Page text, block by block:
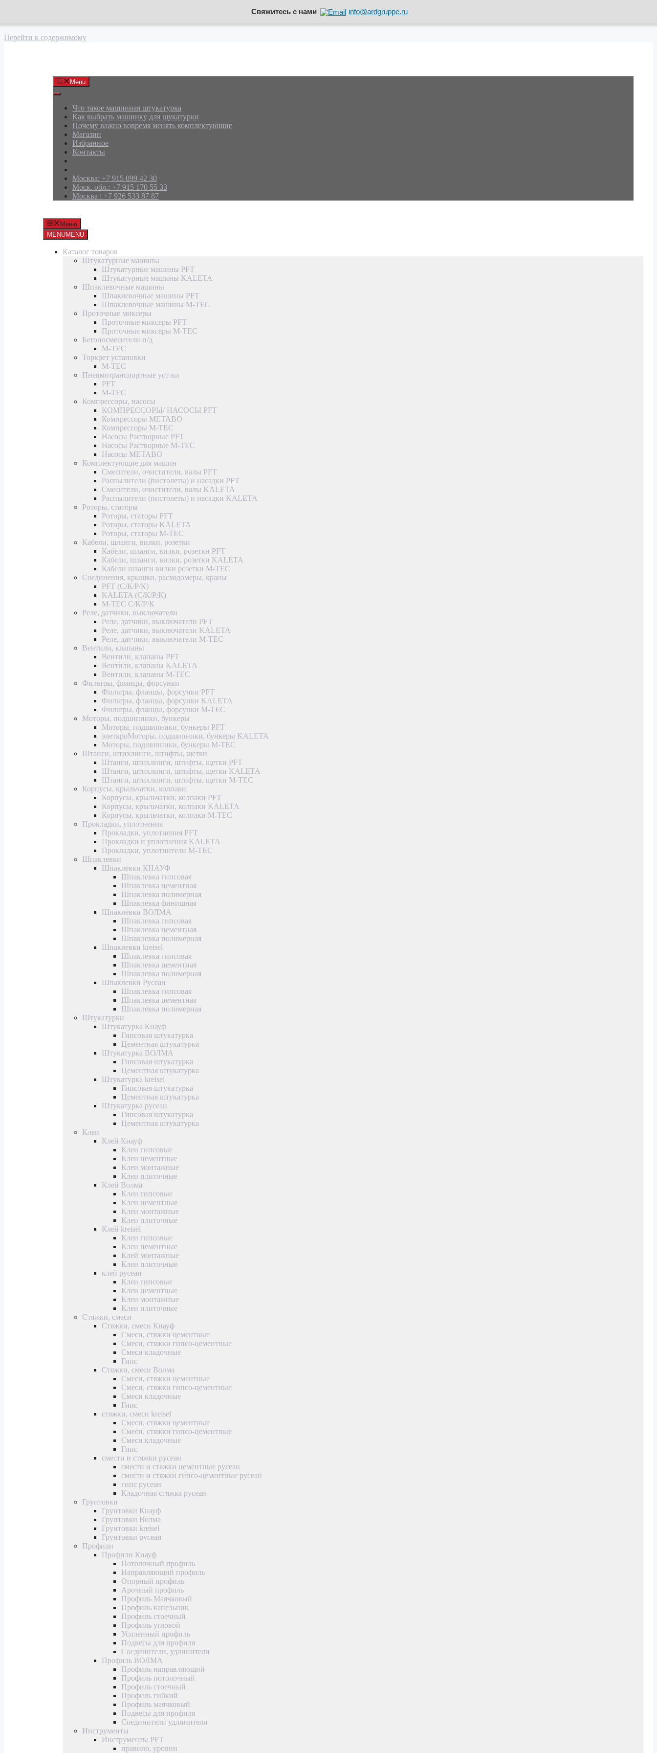
Свяжитесь с нами info@ardgruppe.ru
Перейти к содержимому
Menu
Что такое машинная штукатурка
Как выбрать машинку для шукатурки
Почему важно вовремя менять комплектующие
Магазин
Избранное
Контакты
Москва: +7 915 099 42 30
Моск. обл.: +7 915 170 55 33
Москва : +7 926 533 87 87
Меню
MENUMENU
Каталог товаров
Штукатурные машины
Штукатурные машины PFT
Штукатурные машины KALETA
Шпаклевочные машины
Шпаклевочные машины PFT
Шпаклевочные машины M-TEC
Проточные миксеры
Проточные миксеры PFT
Проточные миксеры M-TEC
Бетоносмесители п/д
M-TEC
Торкрет установки
M-TEC
Пневмотранспортные уст-ки
PFT
M-TEC
Компрессоры, насосы
КОМПРЕССОРЫ/ НАСОСЫ PFT
Компрессоры METABO
Компрессоры M-TEC
Насосы Растворные PFT
Насосы Растворные M-TEC
Насосы METABO
Комплектующие для машин
Смесители, очистители, валы PFT
Распылители (пистолеты) и насадки PFT
Смесители, очистители, валы KALETA
Распылители (пистолеты) и насадки KALETA
Роторы, статоры
Роторы, статоры PFT
Роторы, статоры KALETA
Роторы, статоры M-TEC
Кабели, шланги, вилки, розетки
Кабели, шланги, вилки, розетки PFT
Кабели, шланги, вилки, розетки KALETA
Кабели шланги вилки розетки M-TEC
Соединения, крышки, расходомеры, краны
PFT (С/К/Р/К)
KALETA (С/К/Р/К)
M-TEC С/К/Р/К
Реле, датчики, выключатели
Реле, датчики, выключатели PFT
Реле, датчики, выключатели KALETA
Реле, датчики, выключатели M-TEC
Вентили, клапаны
Вентили, клапаны PFT
Вентили, клапаны KALETA
Вентили, клапаны M-TEC
Фильтры, фланцы, форсунки
Фильтры, фланцы, форсунки PFT
Фильтры, фланцы, форсунки KALETA
Фильтры, фланцы, форсунки M-TEC
Моторы, подшипники, бункеры
Моторы, подшипники, бункеры PFT
элеткроМоторы, подшипники, бункеры KALETA
Моторы, подшипники, бункеры M-TEC
Штанги, штихлинги, штифты, щетки
Штанги, штихлинги, штифты, щетки PFT
Штанги, штихлинги, штифты, щетки KALETA
Штанги, штихлинги, штифты, щетки M-TEC
Корпусы, крыльчатки, колпаки
Корпусы, крыльчатки, колпаки PFT
Корпусы, крыльчатки, колпаки KALETA
Корпусы, крыльчатки, колпаки M-TEC
Прокладки, уплотнения
Прокладки, уплотнения PFT
Прокладки и уплотнения KALETA
Прокладки, уплотнители M-TEC
Шпаклевки
Шпаклевки КНАУФ
Шпаклевка гипсовая
Шпаклевка цементная
Шпаклевка полимерная
Шпаклевка финишная
Шпаклевки ВОЛМА
Шпаклевка гипсовая
Шпаклевка цементная
Шпаклевка полимерная
Шпаклевки kreisel
Шпаклевка гипсовая
Шпаклевка цементная
Шпаклевка полимерная
Шпаклевки Русеан
Шпаклевка гипсовая
Шпаклевка цементная
Шпаклевка полимерная
Штукатурки
Штукатурка Кнауф
Гипсовая штукатурка
Цементная штукатурка
Штукатурка ВОЛМА
Гипсовая штукатурка
Цементная штукатурка
Штукатурка kreisel
Гипсовая штукатурка
Цементная штукатурка
Штукатурка русеан
Гипсовая штукатурка
Цементная штукатурка
Клеи
Клей Кнауф
Клеи гипсовые
Клеи цементные
Клеи монтажные
Клеи плиточные
Клей Волма
Клеи гипсовые
Клеи цементные
Клеи монтажные
Клеи плиточные
Клей kreisel
Клеи гипсовые
Клеи цементные
Клей монтажные
Клеи плиточные
клей русеан
Клеи гипсовые
Клеи цементные
Клеи монтажные
Клеи плиточные
Стяжки, смеси
Стяжки, смеси Кнауф
Смеси, стяжки цементные
Смеси, стяжки гипсо-цементные
Смеси кладочные
Гипс
Стяжки, смеси Волма
Смеси, стяжки цементные
Смеси, стяжки гипсо-цементные
Смеси кладочные
Гипс
стяжки, смеси kreisel
Смеси, стяжки цементные
Смеси, стяжки гипсо-цементные
Смеси кладочные
Гипс
смести и стяжки русеан
смести и стяжки цементные русеан
смести и стяжки гипсо-цементные русеан
гипс русеан
Кладочная стяжка русеан
Грунтовки
Грунтовки Кнауф
Грунтовки Волма
Грунтовки kreisel
Грунтовки русеан
Профили
Профили Кнауф
Потолочный профиль
Направляющий профиль
Опорный профиль
Арочный профиль
Профиль Маячковый
Профиль капельник
Профиль стоечный
Профиль угловой
Усиленный профиль
Подвесы для профиля
Соединители, удлинители
Профиль ВОЛМА
Профиль направляющий
Профиль потолочный
Профиль стоечный
Профиль гибкий
Профиль маячковый
Подвесы для профиля
Соединители удлинители
Инструменты
Инструменты PFT
правило, уровни